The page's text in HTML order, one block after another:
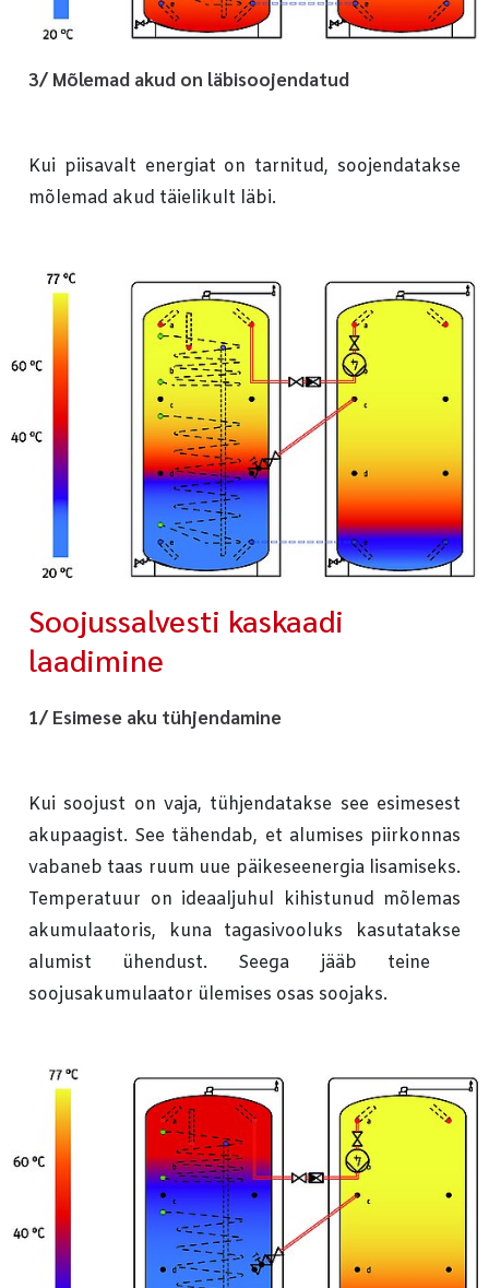
3/ Mõlemad akud on läbisoojendatud
Kui piisavalt energiat on tarnitud, soojendatakse
mõlemad akud täielikult läbi.
Soojussalvesti kaskaadi
laadimine
1/ Esimese aku tühjendamine
Kui soojust on vaja, tühjendatakse see esimesest
akupaagist. See tähendab, et alumises piirkonnas
vabaneb taas ruum uue päikeseenergia lisamiseks.
Temperatuur on ideaaljuhul kihistunud mõlemas
akumulaatoris, kuna tagasivooluks kasutatakse
alumist ühendust. Seega jääb teine ​​
soojusakumulaator ülemises osas soojaks.